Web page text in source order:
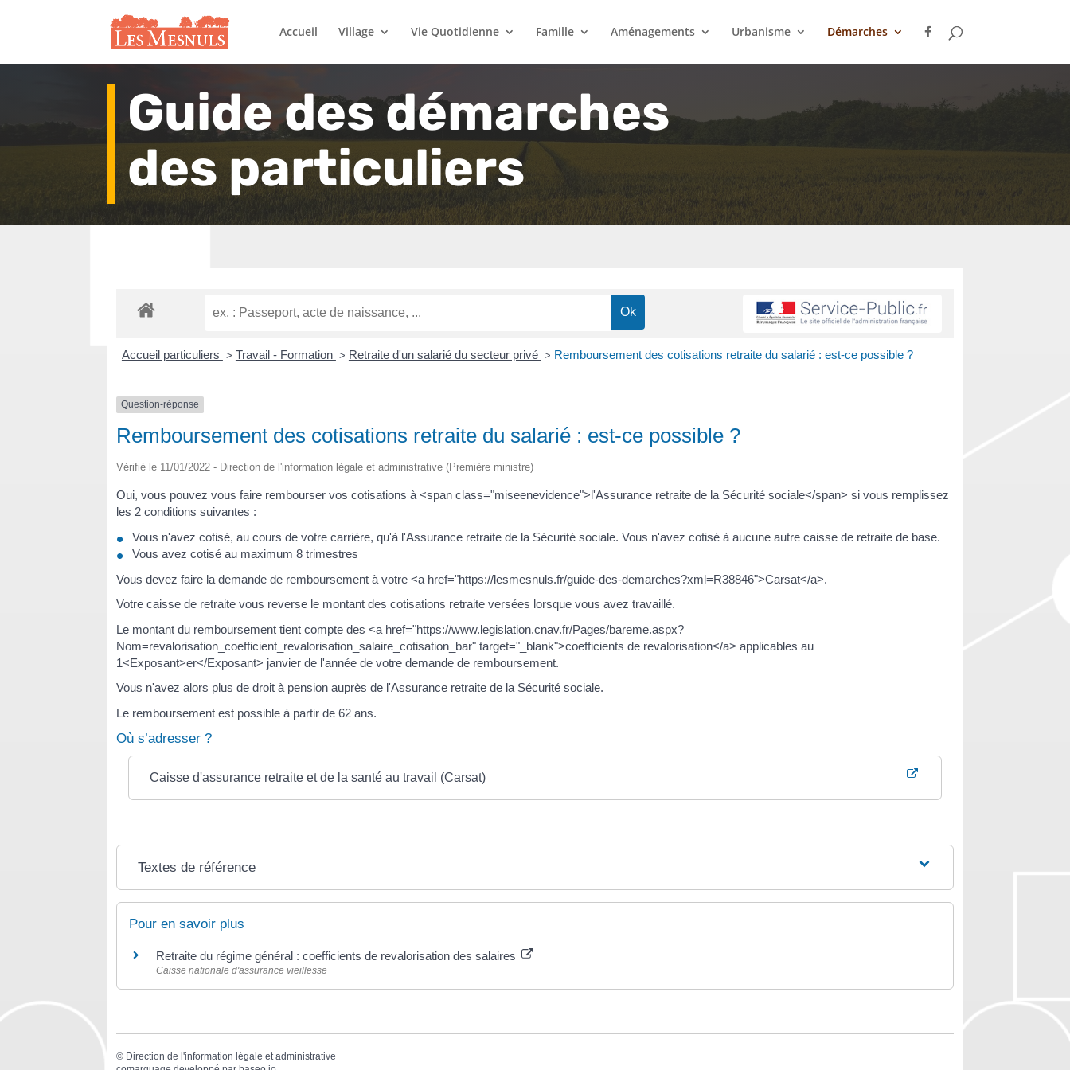
Accueil Village Vie Quotidienne Famille Aménagements Urbanisme Démarches
Guide des démarches
des particuliers
Accueil particuliers > Travail - Formation > Retraite d'un salarié du secteur privé > Remboursement des cotisations retraite du salarié : est-ce possible ?
Question-réponse
Remboursement des cotisations retraite du salarié : est-ce possible ?
Vérifié le 11/01/2022 - Direction de l'information légale et administrative (Première ministre)
Oui, vous pouvez vous faire rembourser vos cotisations à <span class="miseenevidence">l'Assurance retraite de la Sécurité sociale</span> si vous remplissez
les 2 conditions suivantes :
Vous n'avez cotisé, au cours de votre carrière, qu'à l'Assurance retraite de la Sécurité sociale. Vous n'avez cotisé à aucune autre caisse de retraite de base.
Vous avez cotisé au maximum 8 trimestres
Vous devez faire la demande de remboursement à votre <a href="https://lesmesnuls.fr/guide-des-demarches?xml=R38846">Carsat</a>.
Votre caisse de retraite vous reverse le montant des cotisations retraite versées lorsque vous avez travaillé.
Le montant du remboursement tient compte des <a href="https://www.legislation.cnav.fr/Pages/bareme.aspx?
Nom=revalorisation_coefficient_revalorisation_salaire_cotisation_bar" target="_blank">coefficients de revalorisation</a> applicables au
1<Exposant>er</Exposant> janvier de l'année de votre demande de remboursement.
Vous n'avez alors plus de droit à pension auprès de l'Assurance retraite de la Sécurité sociale.
Le remboursement est possible à partir de 62 ans.
Où s’adresser ?
Caisse d'assurance retraite et de la santé au travail (Carsat)
Textes de référence
Pour en savoir plus
Retraite du régime général : coefficients de revalorisation des salaires
Caisse nationale d'assurance vieillesse
© Direction de l'information légale et administrative